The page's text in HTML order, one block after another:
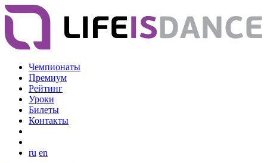
Чемпионаты
Премиум
Рейтинг
Уроки
Билеты
Контакты
ru en